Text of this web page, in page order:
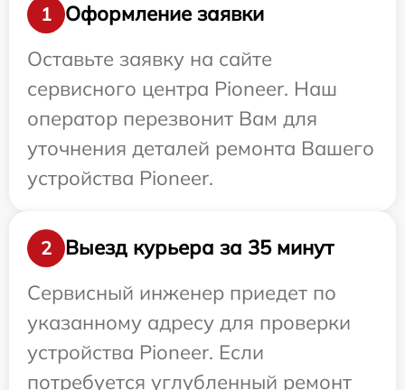
1
Оформление заявки
Оставьте заявку на сайте
сервисного центра Pioneer. Наш
оператор перезвонит Вам для
уточнения деталей ремонта Вашего
устройства Pioneer.
2
Выезд курьера за 35 минут
Сервисный инженер приедет по
указанному адресу для проверки
устройства Pioneer. Если
потребуется углубленный ремонт